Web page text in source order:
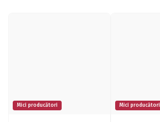
Mici producători Mici producători